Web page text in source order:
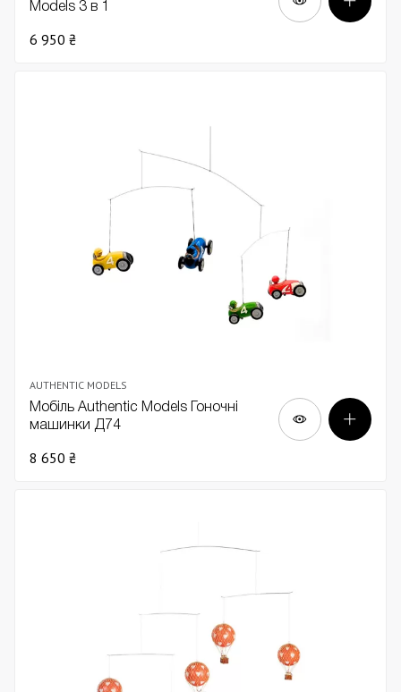
Models 3 в 1
6 950 ₴
AUTHENTIC MODELS
Мобіль Authentic Models Гоночні
машинки Д74
8 650 ₴